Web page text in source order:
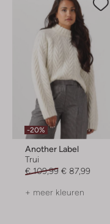
-20%
Another Label
Trui
€ 109,99 € 87,99
+ meer kleuren